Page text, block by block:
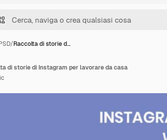
/Raccolta di storie d…
di storie di Instagram per lavorare da casa